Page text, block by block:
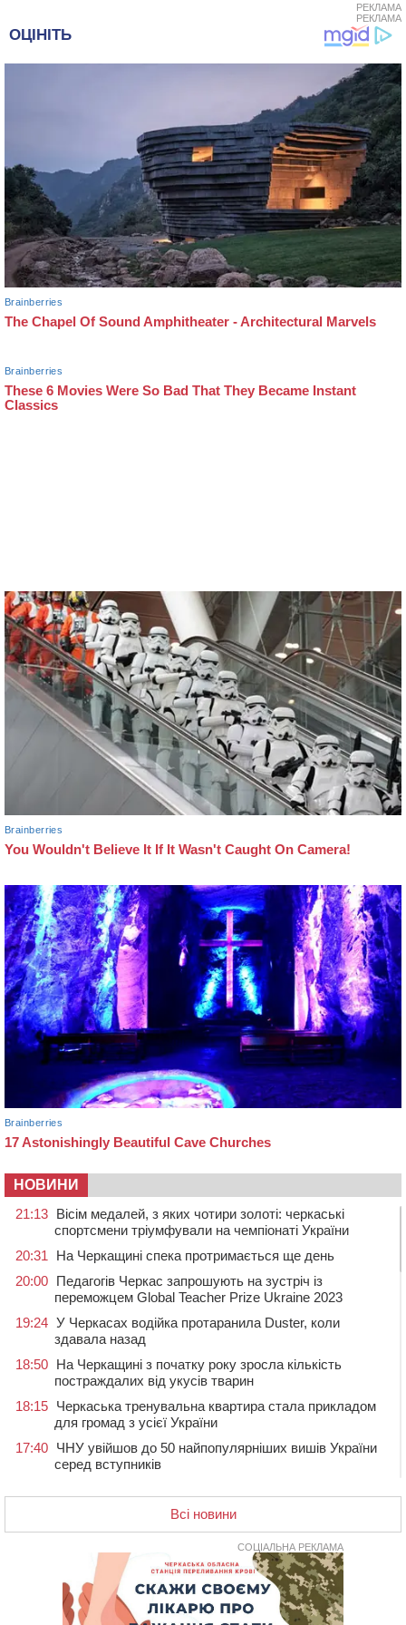
РЕКЛАМА
РЕКЛАМА
НОВИНИ
21:13
Вісім медалей, з яких чотири золоті: черкаські
спортсмени тріумфували на чемпіонаті України
20:31
На Черкащині спека протримається ще день
20:00
Педагогів Черкас запрошують на зустріч із
переможцем Global Teacher Prize Ukraine 2023
19:24 У Черкасах водійка протаранила Duster, коли
здавала назад
18:50
На Черкащині з початку року зросла кількість
постраждалих від укусів тварин
18:15 Черкаська тренувальна квартира стала прикладом
для громад з усієї України
17:40 ЧНУ увійшов до 50 найпопулярніших вишів України
серед вступників
контейнерний майданчик
16:32
Без розтину грудної клітки: у Черкасах 75-річній
пацієнтці замінили аортальний клапан
У Черкаському онкоцентрі встановили сонячну
електростанцію за понад пів мільйона гривень
У Київській області прощаються з полеглим на
Всі новини
СОЦІАЛЬНА РЕКЛАМА